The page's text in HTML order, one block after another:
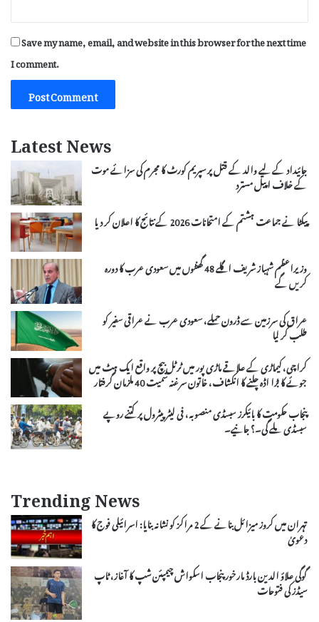
Save my name, email, and website in this browser for the next time
I comment.
Latest News
جائیداد کے لیے والد کے قتل پر سپریم کورٹ کا مجرم کی سزائے موت
کے خلاف اپیل مسترد
پیکٹا نے جماعت ہشتم کے امتحانات 2026 کے نتائج کا اعلان کر دیا
وزیراعظم شہباز شریف اگلے 48 گھنٹوں میں سعودی عرب کا دورہ
کریں گے
عراق کی سرزمین سے ڈرون حملے، سعودی عرب نے عراقی سفیر کو
طلب کر لیا
کراچی، کیماڑی کے علاقے ماڑی پور میں ٹرٹل بیچ پر واقع ایک ہٹ میں
جوئے کا بڑا اڈہ چلنے کا انکشاف، خاتون سرغنہ سمیت 40 ملزمان گرفتار
پنجاب حکومت کا بائیکرز سبسڈی منصوبہ، فی لیٹر پیٹرول پر کتنے روپے
سبسڈی ملے گی۔؟ جانیے۔
Trending News
تہران میں کروز میزائل بنانے کے 2 مراکز کو نشانہ بنایا: اسرائیلی فوج کا
دعویٰ
گوگی علاؤ الدین بارڈ مارخور پنجاب اسکواش چیمپئن شپ کا آغاز، ٹاپ
سیڈز کی فتوحات